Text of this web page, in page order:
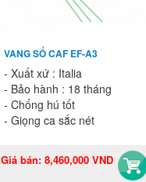
VANG SỐ CAF EF-A3
- Xuất xứ : Italia
- Bảo hành : 18 tháng
- Chống hú tốt
- Giọng ca sắc nét
Giá gốc: 9,400,000 VND
Giá bán: 8,460,000 VND